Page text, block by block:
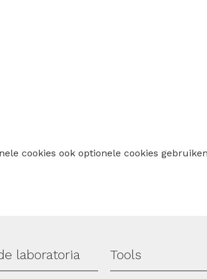
cookies ook optionele cookies
laboratoria Tools